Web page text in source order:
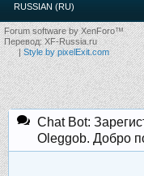
RUSSIAN (RU)
Forum software by XenForo™
Перевод:XF-Russia.ru
|Style by pixelExit.com
Chat Bot:
Oleggob. Добро